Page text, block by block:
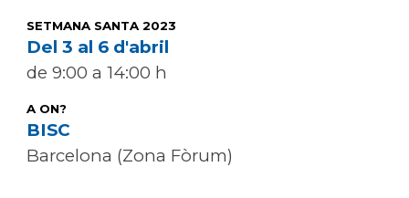
SETMANA SANTA 2023
Del 3 al 6 d'abril
de 9:00 a 14:00 h
A ON?
BISC
Barcelona (Zona Fòrum)